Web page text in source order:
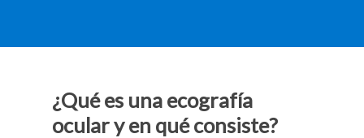
¿Qué es una ecografía
ocular y en qué consiste?